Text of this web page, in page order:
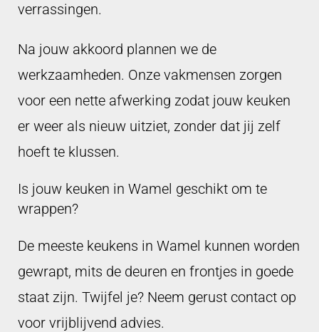
verrassingen.
Na jouw akkoord plannen we de
werkzaamheden. Onze vakmensen zorgen
voor een nette afwerking zodat jouw keuken
er weer als nieuw uitziet, zonder dat jij zelf
hoeft te klussen.
Is jouw keuken in Wamel geschikt om te
wrappen?
De meeste keukens in Wamel kunnen worden
gewrapt, mits de deuren en frontjes in goede
staat zijn. Twijfel je? Neem gerust contact op
voor vrijblijvend advies.